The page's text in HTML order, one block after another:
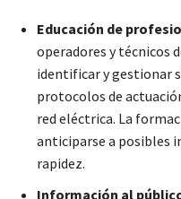
Educación de
operadores y técnicos
identificar y gestionar
protocolos de
red eléctrica. La
anticiparse a posibles
rapidez.
Información al